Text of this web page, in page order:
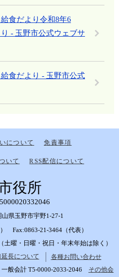
食だより令和8年6
- 玉野市公式ウェブサ
食だより - 玉野市公式
について 免責事項
いて RSS配信について
役所
県玉野市宇野1-27-1
Fax:0863-21-3464（代表）
曜・日曜・祝日・年末年始は除く）
長について
各種お問い合わせ
般会計 T5-0000-2033-2046 その他会